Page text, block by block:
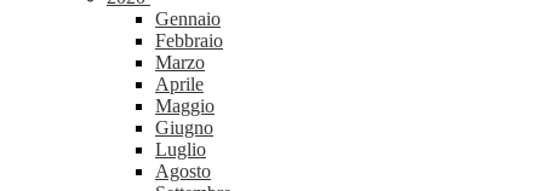
Gennaio
Febbraio
Marzo
Aprile
Maggio
Giugno
Luglio
Agosto